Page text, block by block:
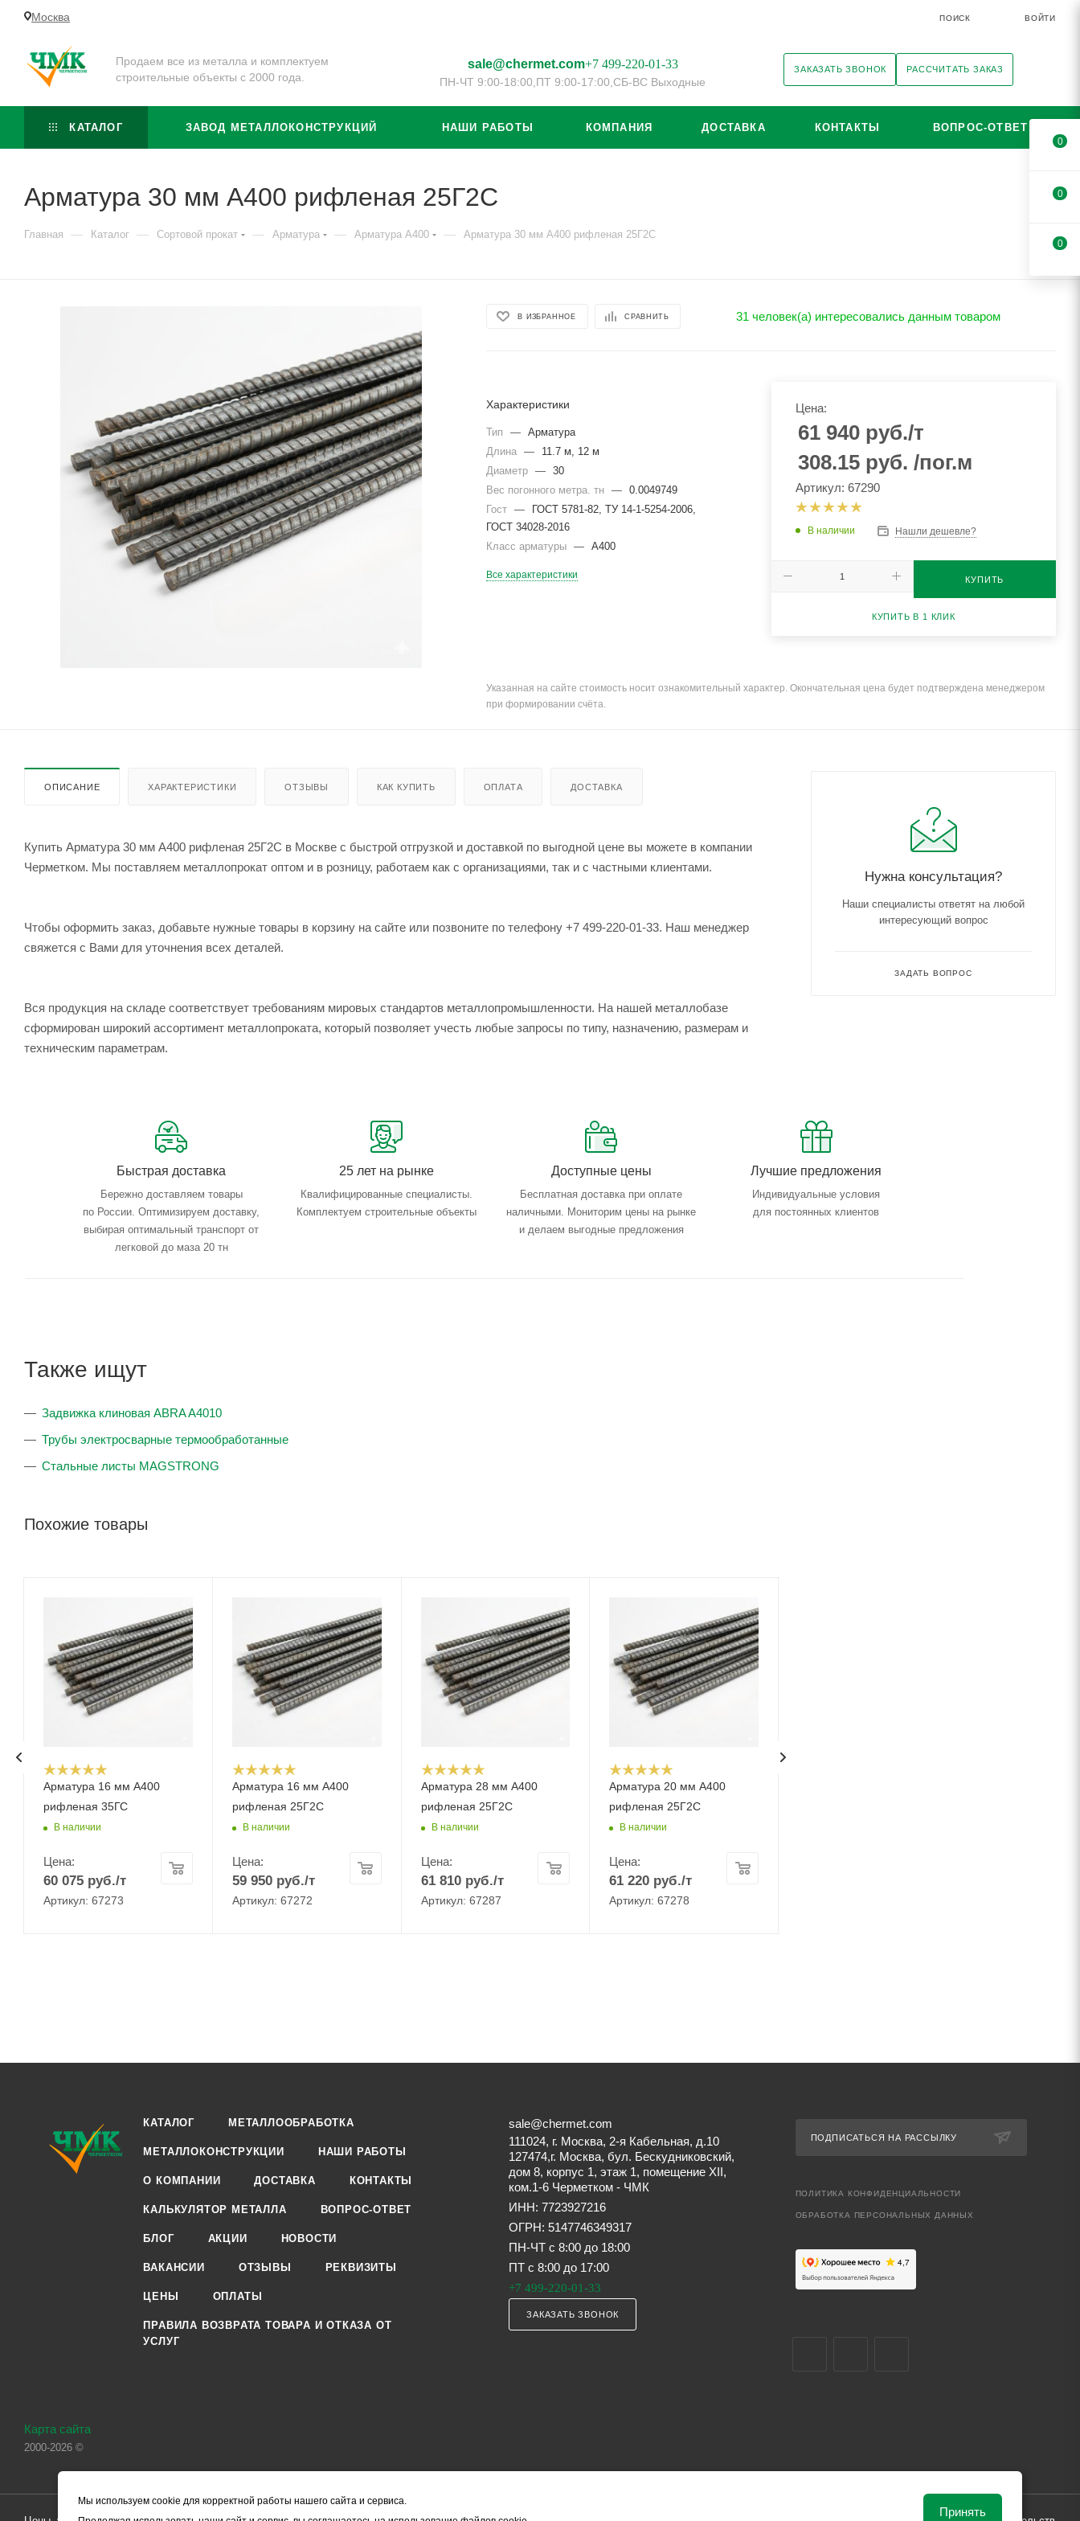
Москва ПОИСК ВОЙТИ
Продаем все из металла и комплектуем
строительные объекты с 2000 года.
sale@chermet.com+7 499-220-01-33
ПН-ЧТ 9:00-18:00, ПТ 9:00-17:00, СБ-ВС Выходные
ЗАКАЗАТЬ ЗВОНОК РАССЧИТАТЬ ЗАКАЗ
КАТАЛОГ ЗАВОД МЕТАЛЛОКОНСТРУКЦИЙ НАШИ РАБОТЫ КОМПАНИЯ ДОСТАВКА КОНТАКТЫ ВОПРОС-ОТВЕТ
Арматура 30 мм А400 рифленая 25Г2С
Главная — Каталог — Сортовой прокат — Арматура — Арматура А400 — Арматура 30 мм А400 рифленая 25Г2С
В ИЗБРАННОЕ СРАВНИТЬ 31 человек(а) интересовались данным товаром
Характеристики
Тип —
Арматура
Длина
—
11.7 м, 12 м
Диаметр
—
30
Вес погонного метра. тн
—
0.0049749
Гост
—
ГОСТ 5781-82, ТУ 14-1-5254-2006,
ГОСТ 34028-2016
Класс арматуры
— А400
Все характеристики
Цена:
61 940руб./т
308.15 руб. /пог.м
Артикул: 67290
В наличии Нашли дешевле?
КУПИТЬ
КУПИТЬ В 1 КЛИК
Указанная на сайте стоимость носит ознакомительный характер. Окончательная цена будет подтверждена менеджером
при формировании счёта.
ОПИСАНИЕ ХАРАКТЕРИСТИКИ ОТЗЫВЫ КАК КУПИТЬ ОПЛАТА ДОСТАВКА
Купить Арматура 30 мм А400 рифленая 25Г2С в Москве с быстрой отгрузкой и доставкой по выгодной цене вы можете в компании
Черметком. Мы поставляем металлопрокат оптом и в розницу, работаем как с организациями, так и с частными клиентами.
Чтобы оформить заказ, добавьте нужные товары в корзину на сайте или позвоните по телефону +7 499-220-01-33. Наш менеджер
свяжется с Вами для уточнения всех деталей.
Вся продукция на складе соответствует требованиям мировых стандартов металлопромышленности. На нашей металлобазе
сформирован широкий ассортимент металлопроката, который позволяет учесть любые запросы по типу, назначению, размерам и
техническим параметрам.
Быстрая доставка
Бережно доставляем товары
по России. Оптимизируем доставку,
выбирая оптимальный транспорт от
легковой до маза 20 тн
25 лет на рынке
Квалифицированные специалисты.
Комплектуем строительные объекты
Доступные цены
Бесплатная доставка при оплате
наличными. Мониторим цены на рынке
и делаем выгодные предложения
Лучшие предложения
Индивидуальные условия
для постоянных клиентов
Также ищут
Задвижка клиновая ABRA A4010
Трубы электросварные термообработанные
Стальные листы MAGSTRONG
Похожие товары
Арматура 16 мм А400
рифленая 35ГС
В наличии
Цена:
60 075 руб./т
Артикул: 67273
Арматура 16 мм А400
рифленая 25Г2С
В наличии
Цена:
59 950руб./т
Артикул: 67272
Арматура 28 мм А400
рифленая 25Г2С
В наличии
Цена:
61 810руб./т
Артикул: 67287
Арматура 20 мм А400
рифленая 25Г2С
В наличии
Цена:
61 220 руб./т
Артикул: 67278
Нужна консультация?
Наши специалисты ответят на любой
интересующий вопрос
ЗАДАТЬ ВОПРОС
КАТАЛОГ МЕТАЛЛООБРАБОТКА
МЕТАЛЛОКОНСТРУКЦИИ НАШИ РАБОТЫ
О КОМПАНИИ ДОСТАВКА КОНТАКТЫ
КАЛЬКУЛЯТОР МЕТАЛЛА ВОПРОС-ОТВЕТ
БЛОГ АКЦИИ НОВОСТИ
ВАКАНСИИ ОТЗЫВЫ РЕКВИЗИТЫ
ЦЕНЫ ОПЛАТЫ
ПРАВИЛА ВОЗВРАТА ТОВАРА И ОТКАЗА ОТ
УСЛУГ
sale@chermet.com
111024, г. Москва, 2-я Кабельная, д.10
127474,г. Москва, бул. Бескудниковский,
дом 8, корпус 1, этаж 1, помещение XII,
ком.1-6 Черметком - ЧМК
ИНН: 7723927216
ОГРН: 5147746349317
ПН-ЧТ с 8:00 до 18:00
ПТ с 8:00 до 17:00
+7 499-220-01-33
ЗАКАЗАТЬ ЗВОНОК
ПОДПИСАТЬСЯ НА РАССЫЛКУ
ПОЛИТИКА КОНФИДЕНЦИАЛЬНОСТИ
ОБРАБОТКА ПЕРСОНАЛЬНЫХ ДАННЫХ
Карта сайта
2000-2026 ©
0
0
0
Мы используем cookie для корректной работы нашего сайта и сервиса.
Принять